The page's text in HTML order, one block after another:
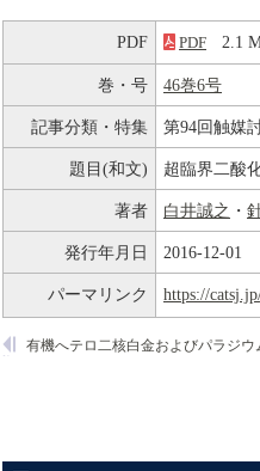
PDF PDF 2.1
巻・号 46巻6号
記事分類・特集 第94回触媒
題目(和文) 超臨界二酸
著者 白井誠之 ・
発行年月日 2016-12-01
パーマリンク https://